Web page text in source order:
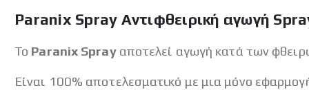
Paranix Spray Αντιφθειρική αγωγή
Το Paranix Sprayαποτελεί αγωγή κατά των
Είναι 100% αποτελεσματικό με μια μόνο